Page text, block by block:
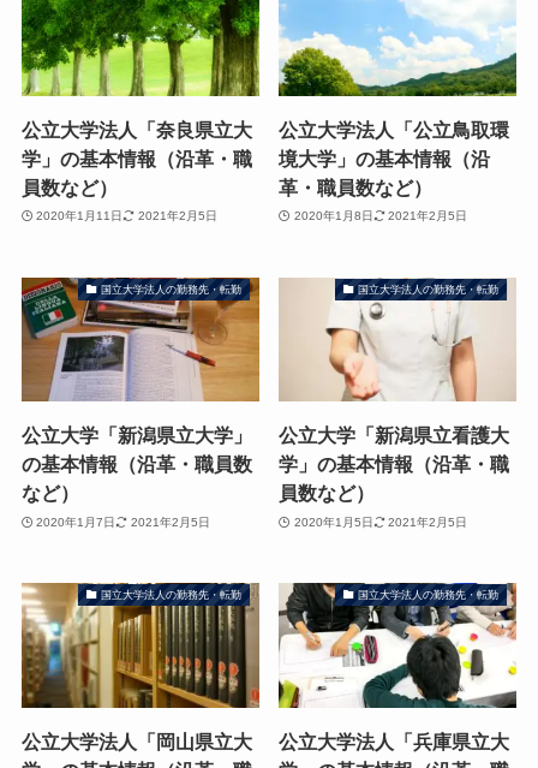
公立大学法人「奈良県立大
学」の基本情報（沿革・職
員数など）
2020年1月11日 2021年2月5日
公立大学法人「公立鳥取環
境大学」の基本情報（沿
革・職員数など）
2020年1月8日 2021年2月5日
国立大学法人の勤務先・転勤
公立大学「新潟県立大学」
の基本情報（沿革・職員数
など）
2020年1月7日 2021年2月5日
国立大学法人の勤務先・転勤
公立大学「新潟県立看護大
学」の基本情報（沿革・職
員数など）
2020年1月5日 2021年2月5日
国立大学法人の勤務先・転勤
公立大学法人「岡山県立大
国立大学法人の勤務先・転勤
公立大学法人「兵庫県立大